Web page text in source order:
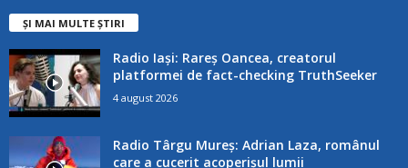
ȘI MAI MULTE ȘTIRI
Radio Iași: Rareș Oancea, creatorul
platformei de fact-checking TruthSeeker
4 august 2026
Radio Târgu Mureș: Adrian Laza, românul
care a cucerit acoperișul lumii